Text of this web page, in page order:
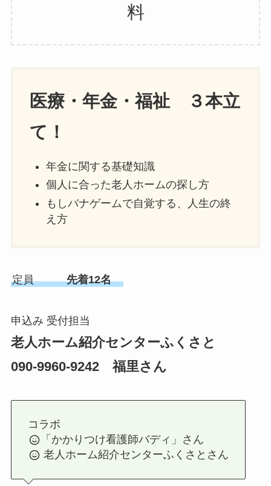
料
医療・年金・福祉 ３本立
て！
年金に関する基礎知識
個人に合った老人ホームの探し方
もしバナゲームで自覚する、人生の終
え方
定員先着12名
申込み 受付担当
老人ホーム紹介センターふくさと
090-9960-9242 福里さん
コラボ
「かかりつけ看護師バディ」さん
老人ホーム紹介センターふくさとさん